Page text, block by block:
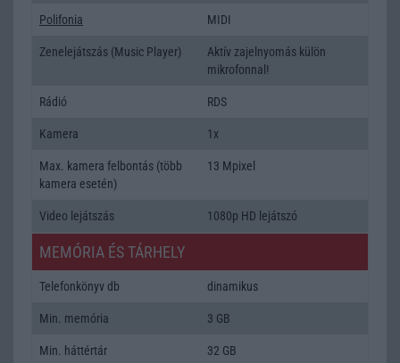
Polifonia MIDI
Zenelejátszás (Music Player)
Aktív zajelnyomás külön
mikrofonnal!
Rádió RDS
Kamera 1x
Max. kamera felbontás (több
kamera esetén)
13 Mpixel
Video lejátszás 1080p HD lejátszó
MEMÓRIA ÉS TÁRHELY
Telefonkönyv db dinamikus
Min. memória 3 GB
Min. háttértár 32 GB